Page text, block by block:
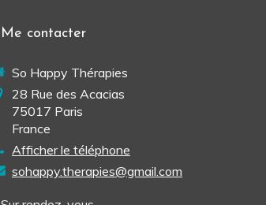
Me contacter
So Happy Thérapies
28 Rue des Acacias
75017 Paris
France
Afficher le téléphone
sohappy.therapies@gmail.com